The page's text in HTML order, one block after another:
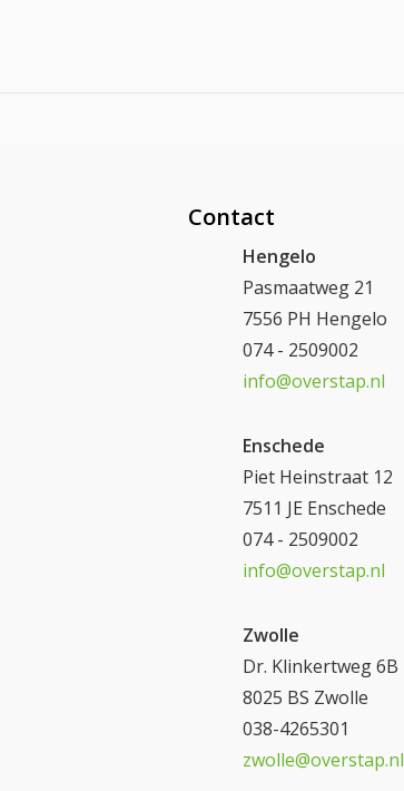
Contact
Hengelo
Pasmaatweg 21
7556 PH Hengelo
074 - 2509002
info@overstap.nl
Enschede
Piet Heinstraat 12
7511 JE Enschede
074 - 2509002
info@overstap.nl
Zwolle
Dr. Klinkertweg 6B
8025 BS Zwolle
038-4265301
zwolle@overstap.nl